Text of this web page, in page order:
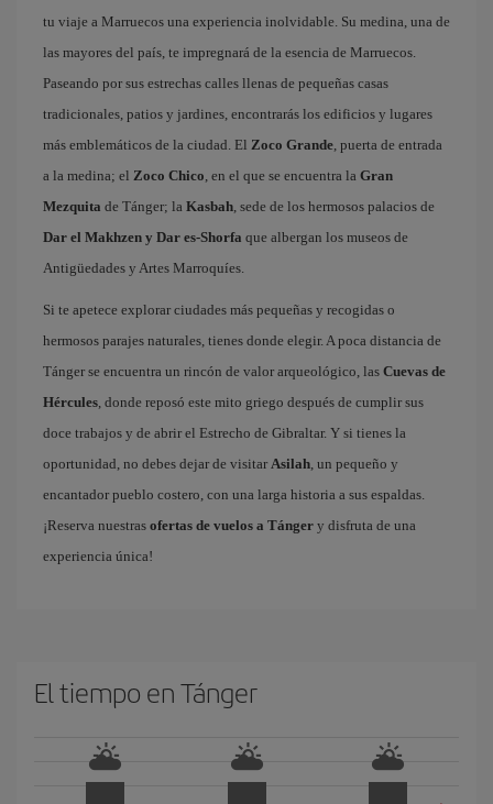
tu viaje a Marruecos una experiencia inolvidable. Su medina, una de
las mayores del país, te impregnará de la esencia de Marruecos.
Paseando por sus estrechas calles llenas de pequeñas casas
tradicionales, patios y jardines, encontrarás los edificios y lugares
más emblemáticos de la ciudad. El Zoco Grande, puerta de entrada
a la medina; el Zoco Chico, en el que se encuentra la Gran
Mezquita de Tánger; la Kasbah, sede de los hermosos palacios de
Dar el Makhzen y Dar es-Shorfa que albergan los museos de
Antigüedades y Artes Marroquíes.
Si te apetece explorar ciudades más pequeñas y recogidas o
hermosos parajes naturales, tienes donde elegir. A poca distancia de
Tánger se encuentra un rincón de valor arqueológico, las Cuevas de
Hércules, donde reposó este mito griego después de cumplir sus
doce trabajos y de abrir el Estrecho de Gibraltar. Y si tienes la
oportunidad, no debes dejar de visitar Asilah, un pequeño y
encantador pueblo costero, con una larga historia a sus espaldas.
¡Reserva nuestras ofertas de vuelos a Tánger y disfruta de una
experiencia única!
El tiempo en Tánger